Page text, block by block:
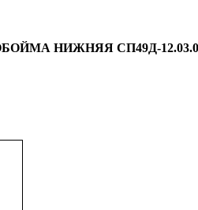
НИЖНЯЯ СП49Д-